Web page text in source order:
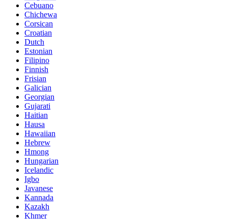
Cebuano
Chichewa
Corsican
Croatian
Dutch
Estonian
Filipino
Finnish
Frisian
Galician
Georgian
Gujarati
Haitian
Hausa
Hawaiian
Hebrew
Hmong
Hungarian
Icelandic
Igbo
Javanese
Kannada
Kazakh
Khmer